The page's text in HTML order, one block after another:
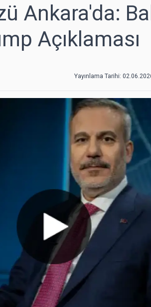
Ankara'da:
Açıklaması
Yayınlama Tarihi: